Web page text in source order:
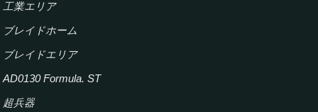
工業エリア
ブレイドホーム
ブレイドエリア
AD0130 Formula. ST
超兵器